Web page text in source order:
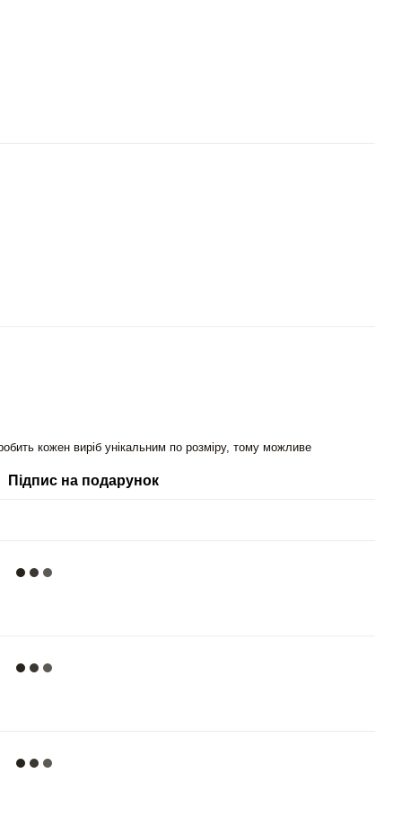
кожен виріб унікальним по розміру, тому можливе
Підпис на подарунок